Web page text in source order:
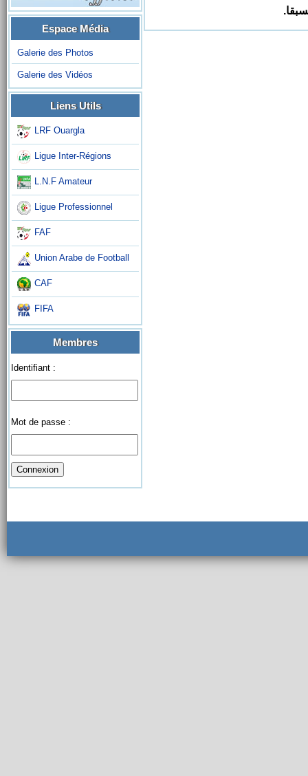
Espace Média
Galerie des Photos
Galerie des Vidéos
Liens Utils
LRF Ouargla
Ligue Inter-Régions
L.N.F Amateur
Ligue Professionnel
FAF
Union Arabe de Football
CAF
FIFA
Membres
Identifiant :
Mot de passe :